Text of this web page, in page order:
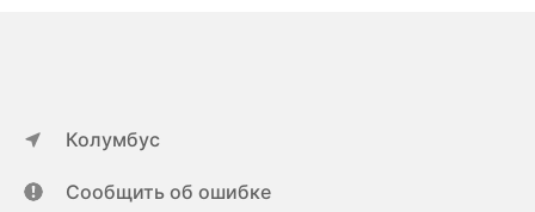
Колумбус
Сообщить об ошибке